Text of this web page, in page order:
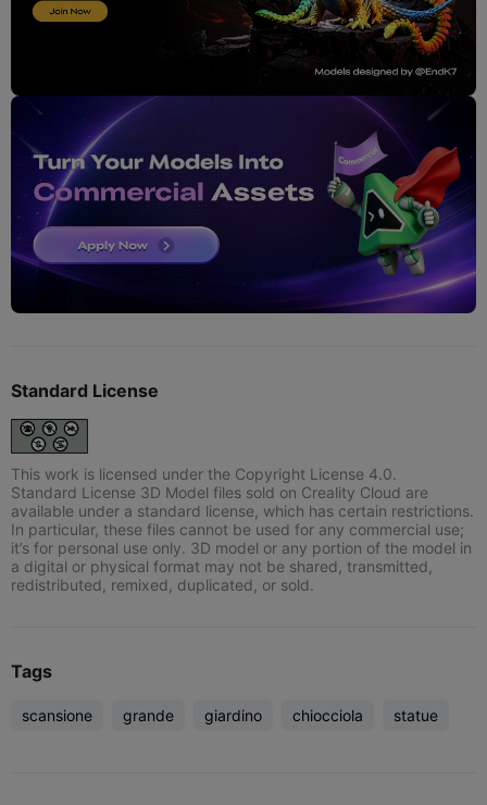
Standard License
This work is licensed under the Copyright License 4.0.
Standard License 3D Model files sold on Creality Cloud are
available under a standard license, which has certain restrictions.
In particular, these files cannot be used for any commercial use;
it’s for personal use only. 3D model or any portion of the model in
a digital or physical format may not be shared, transmitted,
redistributed, remixed, duplicated, or sold.
Tags
scansione grande giardino chiocciola statue